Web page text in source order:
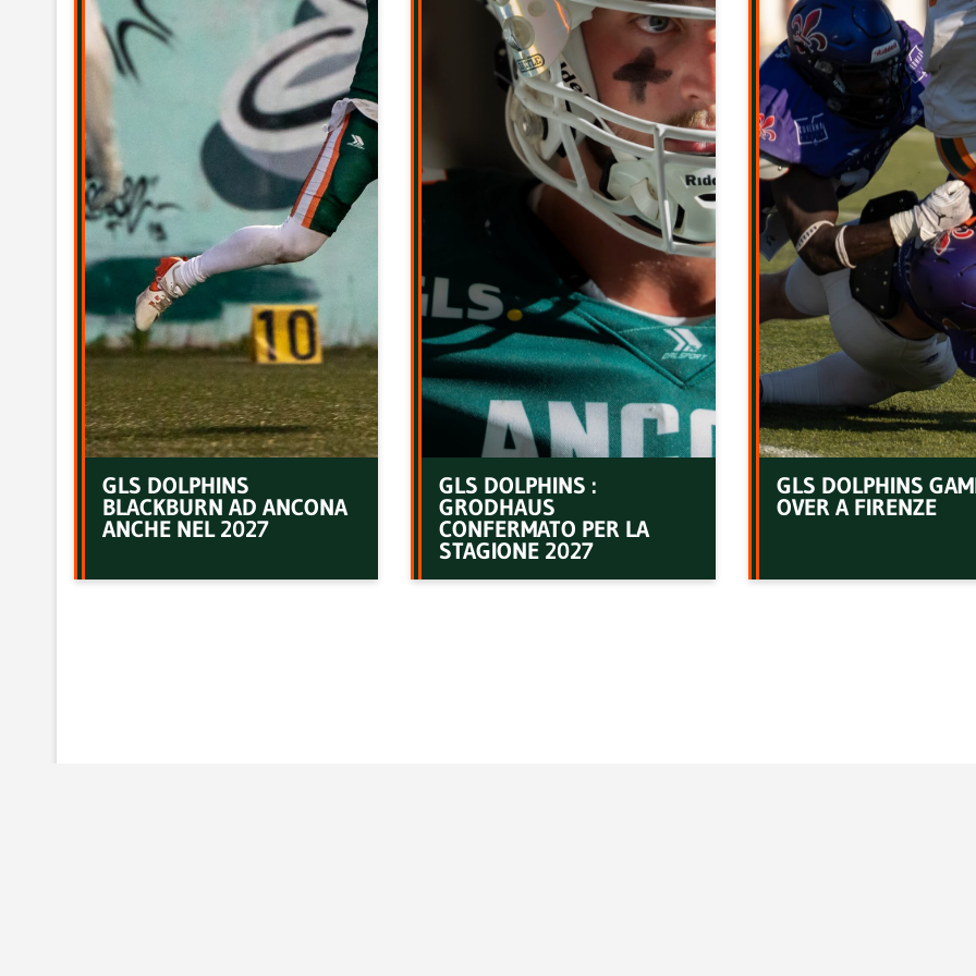
GLS DOLPHINS
BLACKBURN AD ANCONA
ANCHE NEL 2027
GLS DOLPHINS :
GRODHAUS
CONFERMATO PER LA
STAGIONE 2027
GLS DOLPHINS
OVER A FIRENZE